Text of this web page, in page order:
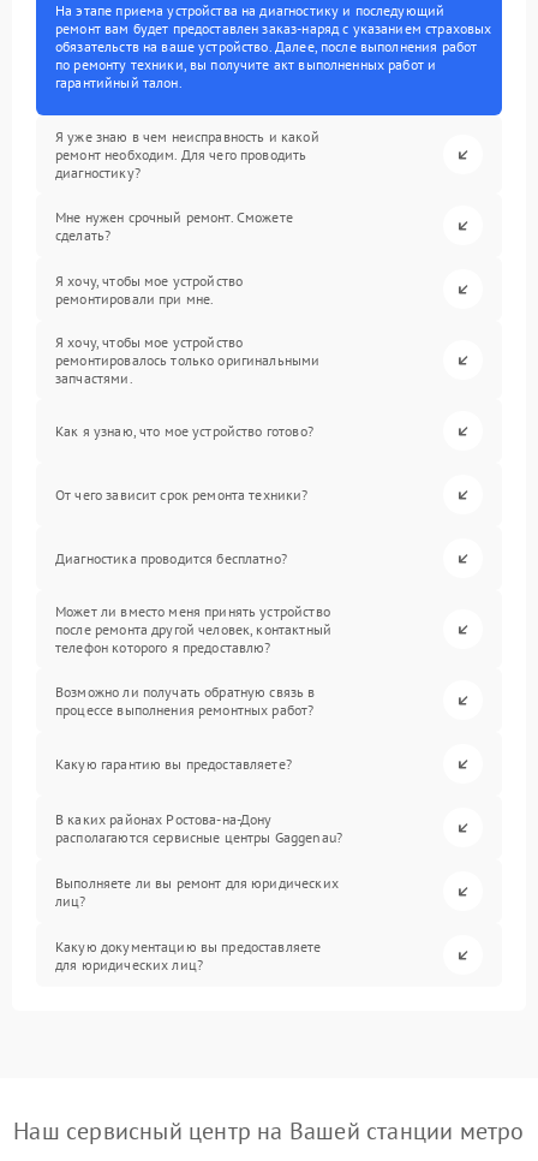
На этапе приема устройства на диагностику и последующий
ремонт вам будет предоставлен заказ-наряд с указанием страховых
обязательств на ваше устройство. Далее, после выполнения работ
по ремонту техники, вы получите акт выполненных работ и
гарантийный талон.
Я уже знаю в чем неисправность и какой
ремонт необходим. Для чего проводить
диагностику?
Мне нужен срочный ремонт. Сможете
сделать?
Я хочу, чтобы мое устройство
ремонтировали при мне.
Я хочу, чтобы мое устройство
ремонтировалось только оригинальными
запчастями.
Как я узнаю, что мое устройство готово?
От чего зависит срок ремонта техники?
Диагностика проводится бесплатно?
Может ли вместо меня принять устройство
после ремонта другой человек, контактный
телефон которого я предоставлю?
Возможно ли получать обратную связь в
процессе выполнения ремонтных работ?
Какую гарантию вы предоставляете?
В каких районах Ростова-на-Дону
располагаются сервисные центры Gaggenau?
Выполняете ли вы ремонт для юридических
лиц?
Какую документацию вы предоставляете
для юридических лиц?
Наш сервисный центр на Вашей станции метро